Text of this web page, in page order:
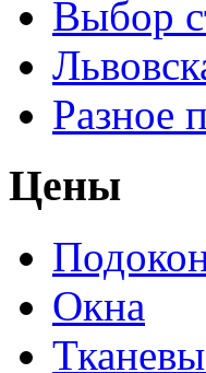
Выбор
Разное
Цены
Окна